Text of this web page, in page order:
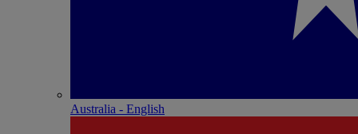
Australia - English